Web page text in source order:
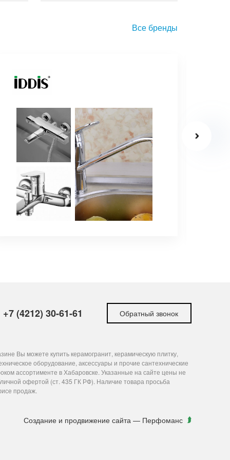
Все бренды
+7 (4212) 30-61-61 Обратный звонок
Вы можете купить керамогранит, керамическую плитку,
оборудование, аксессуары и прочие сантехнические
ассортименте в Хабаровске. Указанные на сайте цены не
офертой (ст. 435 ГК РФ). Наличие товара просьба
продаж.
Создание и продвижение сайта — Перфоманс